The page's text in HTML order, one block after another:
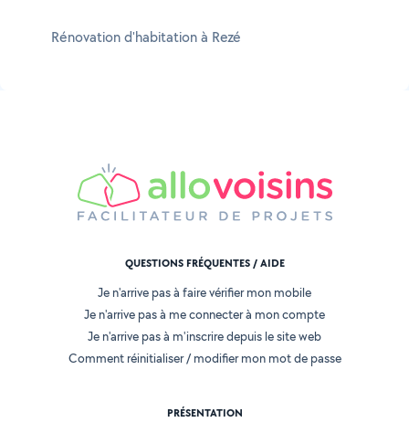
Rénovation d'habitation à Rezé
QUESTIONS FRÉQUENTES / AIDE
Je n'arrive pas à faire vérifier mon mobile
Je n'arrive pas à me connecter à mon compte
Je n'arrive pas à m'inscrire depuis le site web
Comment réinitialiser / modifier mon mot de passe
PRÉSENTATION